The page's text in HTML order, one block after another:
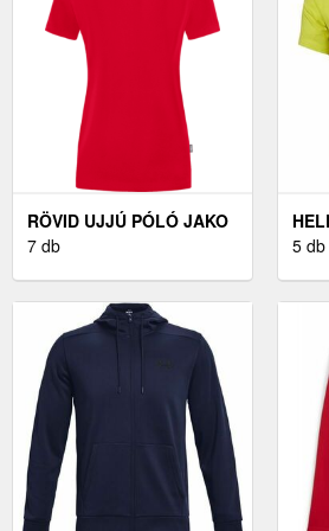
RÖVID UJJÚ PÓLÓ JAKO
JAKO DOUBLETEX T-
7 db 5 db